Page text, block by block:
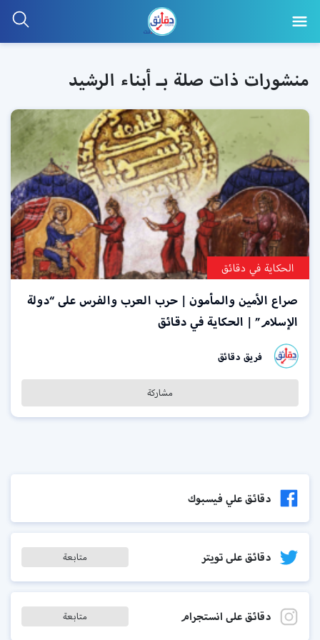
منشورات ذات صلة بـ أبناء الرشيد
الحكاية في دقائق
صراع الأمين والمأمون | حرب العرب والفرس على “دولة
الإسلام” | الحكاية في دقائق
فريق دقائق
مشاركة
دقائق علي فيسبوك
دقائق على تويتر متابعة
دقائق على انستجرام متابعة